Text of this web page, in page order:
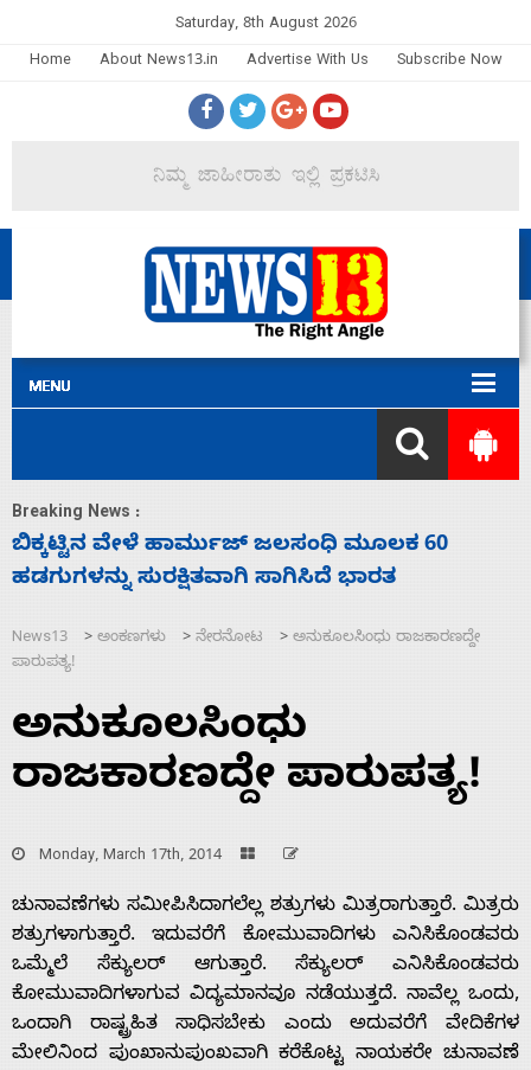
Saturday, 8th August 2026
Home
About News13.in Advertise With Us Subscribe Now
Breaking News :
ನಾಗೇಂದ್ರ ರಾಜೀನಾಮೆ ಕೊಡದಿದ್ದರೆ ಸದನ ನಡೆಸಲು
ಬಿಡೆವು: ಛಲವಾದಿ ನಾರಾಯಣಸ್ವಾಮಿ
News13 > ಅಂಕಣಗಳು > ನೇರನೋಟ > ಅನುಕೂಲಸಿಂಧು ರಾಜಕಾರಣದ್ದೇ
ಪಾರುಪತ್ಯ!
ಅನುಕೂಲಸಿಂಧು
ರಾಜಕಾರಣದ್ದೇ ಪಾರುಪತ್ಯ!
Monday, March 17th, 2014
ಚುನಾವಣೆಗಳು ಸಮೀಪಿಸಿದಾಗಲೆಲ್ಲ ಶತ್ರುಗಳು ಮಿತ್ರರಾಗುತ್ತಾರೆ. ಮಿತ್ರರು
ಶತ್ರುಗಳಾಗುತ್ತಾರೆ. ಇದುವರೆಗೆ ಕೋಮುವಾದಿಗಳು ಎನಿಸಿಕೊಂಡವರು
ಒಮ್ಮೆಲೆ ಸೆಕ್ಯುಲರ್ ಆಗುತ್ತಾರೆ. ಸೆಕ್ಯುಲರ್ ಎನಿಸಿಕೊಂಡವರು
ಕೋಮುವಾದಿಗಳಾಗುವ ವಿದ್ಯಮಾನವೂ ನಡೆಯುತ್ತದೆ. ನಾವೆಲ್ಲ ಒಂದು,
ಒಂದಾಗಿ ರಾಷ್ಟ್ರಹಿತ ಸಾಧಿಸಬೇಕು ಎಂದು ಅದುವರೆಗೆ ವೇದಿಕೆಗಳ
ಮೇಲಿನಿಂದ ಪುಂಖಾನುಪುಂಖವಾಗಿ ಕರೆಕೊಟ್ಟ ನಾಯಕರೇ ಚುನಾವಣೆ